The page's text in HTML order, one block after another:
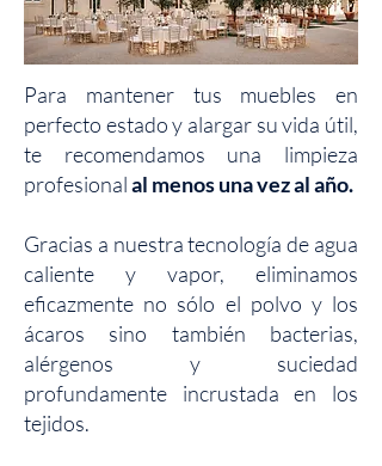
Para mantener tus muebles en
perfecto estado y alargar su vida útil,
te recomendamos una limpieza
profesionalal menos una vez al año.
Gracias a nuestra tecnología de agua
caliente y vapor, eliminamos
eficazmente no sólo el polvo y los
ácaros sino también bacterias,
alérgenos y suciedad
profundamente incrustada en los
tejidos.